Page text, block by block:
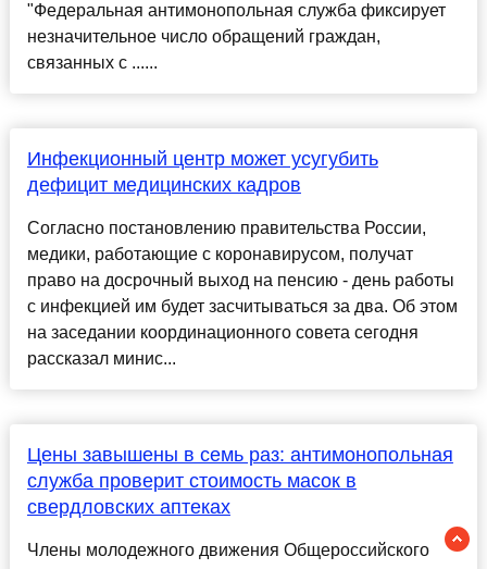
"Федеральная антимонопольная служба фиксирует
незначительное число обращений граждан,
связанных с ......
Инфекционный центр может усугубить
дефицит медицинских кадров
Согласно постановлению правительства России,
медики, работающие с коронавирусом, получат
право на досрочный выход на пенсию - день работы
с инфекцией им будет засчитываться за два. Об этом
на заседании координационного совета сегодня
рассказал минис...
Цены завышены в семь раз: антимонопольная
служба проверит стоимость масок в
свердловских аптеках
Члены молодежного движения Общероссийского